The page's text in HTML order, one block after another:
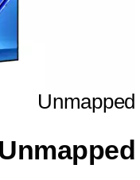
Unmapped
Unmapped